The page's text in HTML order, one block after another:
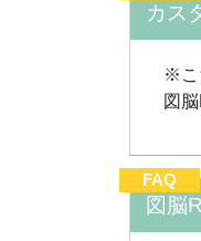
カス
※こ
図
FAQ
図脳